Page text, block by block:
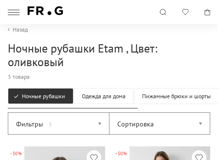
Назад
Ночные рубашки Etam , Цвет:
оливковый
3 товара
Ночные рубашки Одежда для дома Пижамные брюки и шорты
Фильтры 5 Сортировка
-50% -50%